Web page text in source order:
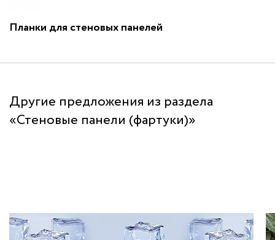
Планки для стеновых панелей
Другие предложения из раздела
«Стеновые панели (фартуки)»